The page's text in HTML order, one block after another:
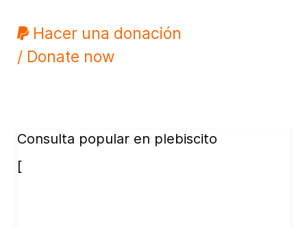
Hacer una donación
/ Donate now
Consulta popular en plebiscito
[